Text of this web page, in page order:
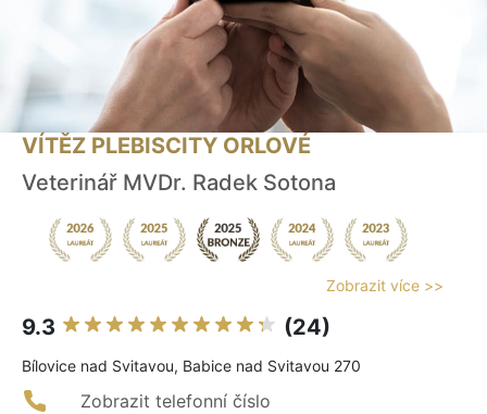
VÍTĚZ PLEBISCITY ORLOVÉ
Veterinář MVDr. Radek Sotona
Zobrazit více >>
9.3 (24)
Bílovice nad Svitavou, Babice nad Svitavou 270
Zobrazit telefonní číslo